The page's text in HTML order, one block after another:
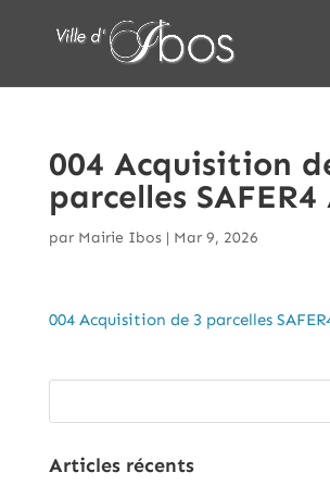
004 Acquisition
parcelles SAFER4
par Mairie Ibos| Mar 9, 2026
004 Acquisition de 3 parcelles
Articles récents